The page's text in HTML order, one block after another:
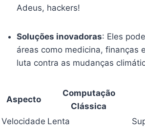
Adeus, hackers!
Soluções inovadoras: Eles
áreas como medicina, finanças
luta contra as mudanças
Aspecto
Computação
Clássica
Velocidade Lenta